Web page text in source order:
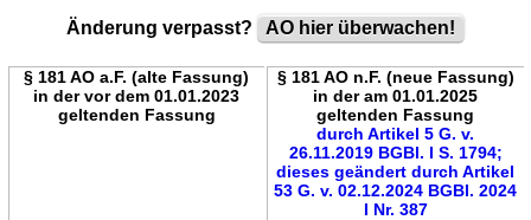
Änderung verpasst? AO hier überwachen!
§ 181 AO a.F. (alte Fassung)
in der vor dem 01.01.2023
geltenden Fassung
§ 181 AO n.F. (neue Fassung)
in der am 01.01.2025
geltenden Fassung
durch Artikel 5 G. v.
26.11.2019 BGBl. I S. 1794;
dieses geändert durch Artikel
53 G. v. 02.12.2024 BGBl. 2024
I Nr. 387